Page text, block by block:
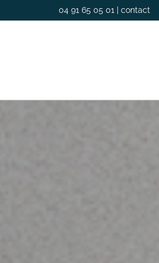
04 91 65 05 01 |contact